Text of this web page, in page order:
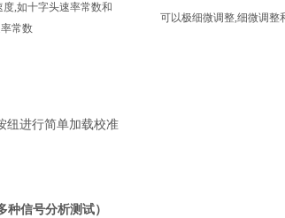
度,如十字头速率常数和
常数
可以极细微调整,细微调整
纽进行简单加载校准
种信号分析测试）